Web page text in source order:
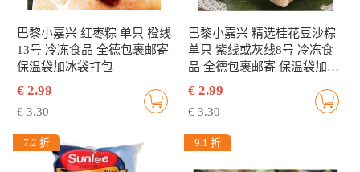
巴黎小嘉兴 红枣粽 单只 橙线
13号 冷冻食品 全德包裹邮寄
保温袋加冰袋打包
€ 2.99
€ 3.30
巴黎小嘉兴 精选桂花豆沙粽
单只 紫线或灰线8号 冷冻食
品 全德包裹邮寄 保温袋加冰
袋打包
€ 2.99
€ 3.30
7.2 折 9.1 折